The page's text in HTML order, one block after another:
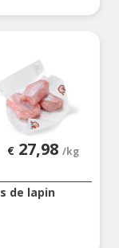
€ 27,98 /kg
de lapin